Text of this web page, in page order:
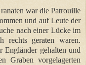
war die Patrouille
und auf Leute der
nach einer Lücke im
rechts geraten waren.
Engländer gehalten und
Graben vorgelagerten